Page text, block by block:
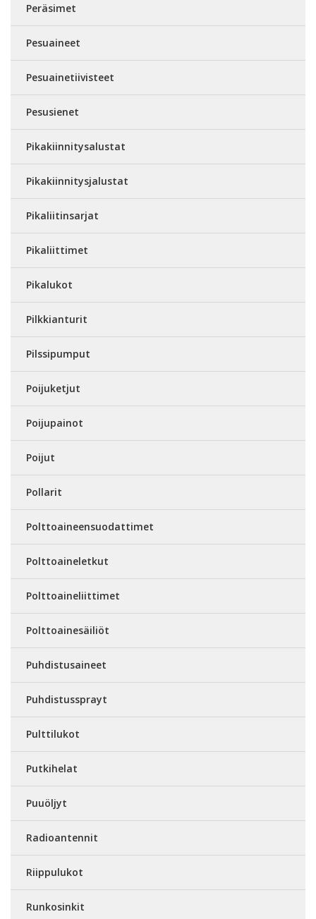
Peräsimet
Pesuaineet
Pesuainetiivisteet
Pesusienet
Pikakiinnitysalustat
Pikakiinnitysjalustat
Pikaliitinsarjat
Pikaliittimet
Pikalukot
Pilkkianturit
Pilssipumput
Poijuketjut
Poijupainot
Poijut
Pollarit
Polttoaineensuodattimet
Polttoaineletkut
Polttoaineliittimet
Polttoainesäiliöt
Puhdistusaineet
Puhdistussprayt
Pulttilukot
Putkihelat
Puuöljyt
Radioantennit
Riippulukot
Runkosinkit